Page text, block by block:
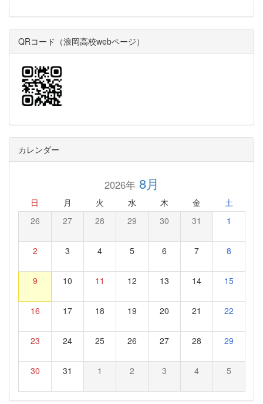
QRコード（浪岡高校webページ）
カレンダー
2026年8月
日 月 火 水 木 金 土
26 27 28 29 30 31 1
2 3 4 5 6 7 8
9 10 11 12 13 14 15
16 17 18 19 20 21 22
23 24 25 26 27 28 29
30 31 1 2 3 4 5